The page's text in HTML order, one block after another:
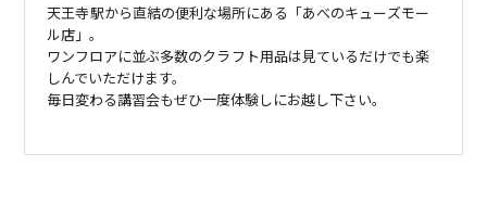
天王寺駅から直結の便利な場所にある「あべのキューズモー
ル店」。
ワンフロアに並ぶ多数のクラフト用品は見ているだけでも楽
しんでいただけます。
毎日変わる講習会もぜひ一度体験しにお越し下さい。